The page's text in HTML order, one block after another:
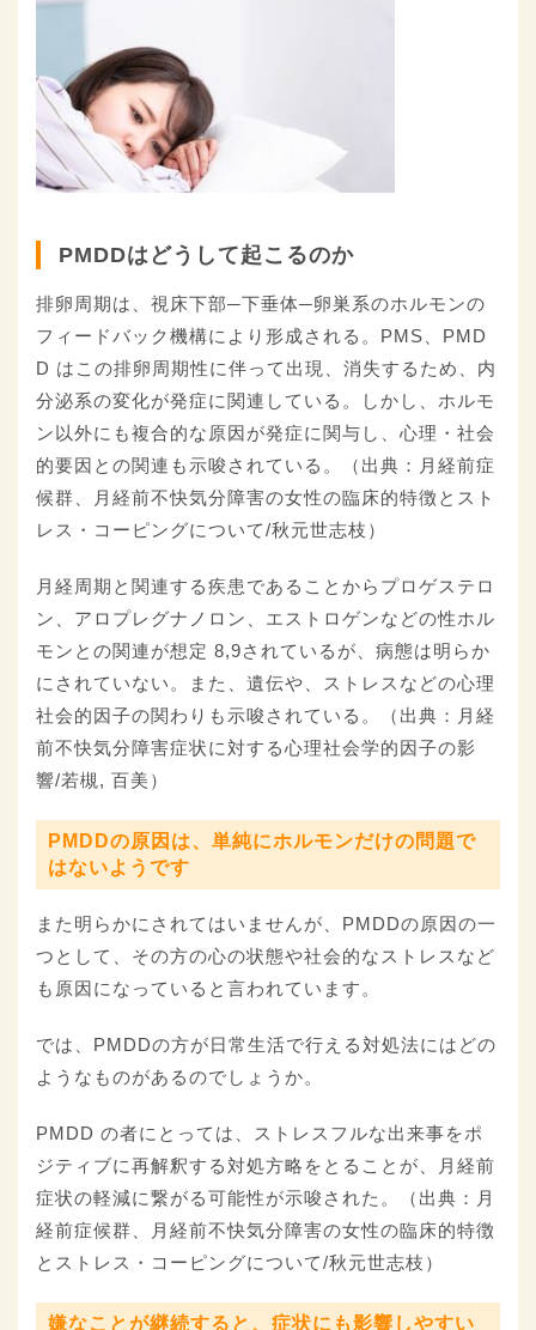
PMDDはどうして起こるのか
排卵周期は、視床下部─下垂体─卵巣系のホルモンの
フィードバック機構により形成される。PMS、PMD
D はこの排卵周期性に伴って出現、消失するため、内
分泌系の変化が発症に関連している。しかし、ホルモ
ン以外にも複合的な原因が発症に関与し、心理・社会
的要因との関連も示唆されている。（出典：月経前症
候群、月経前不快気分障害の女性の臨床的特徴とスト
レス・コーピングについて/秋元世志枝）
月経周期と関連する疾患であることからプロゲステロ
ン、アロプレグナノロン、エストロゲンなどの性ホル
モンとの関連が想定 8,9されているが、病態は明らか
にされていない。また、遺伝や、ストレスなどの心理
社会的因子の関わりも示唆されている。（出典：月経
前不快気分障害症状に対する心理社会学的因子の影
響/若槻, 百美）
PMDDの原因は、単純にホルモンだけの問題で
はないようです
また明らかにされてはいませんが、PMDDの原因の一
つとして、その方の心の状態や社会的なストレスなど
も原因になっていると言われています。
では、PMDDの方が日常生活で行える対処法にはどの
ようなものがあるのでしょうか。
PMDD の者にとっては、ストレスフルな出来事をポ
ジティブに再解釈する対処方略をとることが、月経前
症状の軽減に繋がる可能性が示唆された。（出典：月
経前症候群、月経前不快気分障害の女性の臨床的特徴
とストレス・コーピングについて/秋元世志枝）
嫌なことが継続すると、症状にも影響しやすい